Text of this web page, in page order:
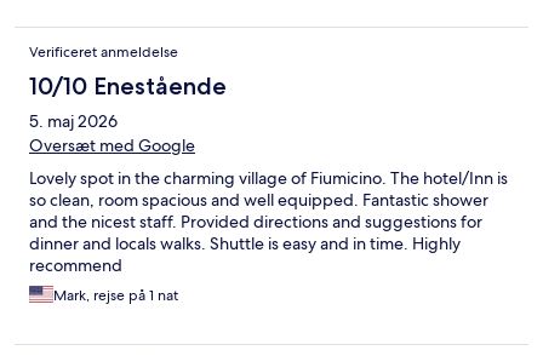
Verificeret anmeldelse
10/10 Enestående
5. maj 2026
Oversæt med Google
Lovely spot in the charming village of Fiumicino. The hotel/Inn is
so clean, room spacious and well equipped. Fantastic shower
and the nicest staff. Provided directions and suggestions for
dinner and locals walks. Shuttle is easy and in time. Highly
recommend
Mark, rejse på 1 nat